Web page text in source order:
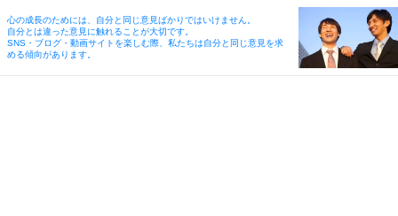
心の成長のためには、自分と同じ意見ばかりではいけません。
自分とは違った意見に触れることが大切です。
SNS・ブログ・動画サイトを楽しむ際、私たちは自分と同じ意見を求
める傾向があります。